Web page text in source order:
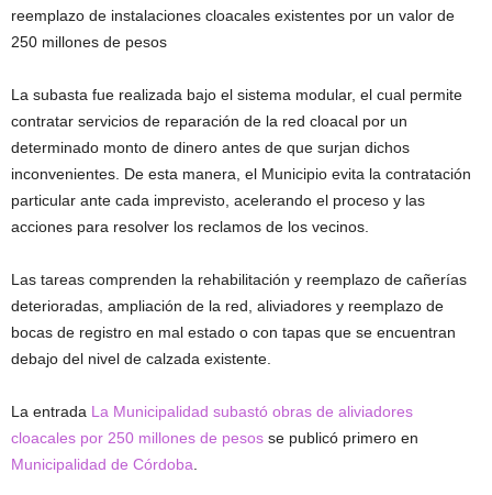
reemplazo de instalaciones cloacales existentes por un valor de
250 millones de pesos
La subasta fue realizada bajo el sistema modular, el cual permite
contratar servicios de reparación de la red cloacal por un
determinado monto de dinero antes de que surjan dichos
inconvenientes. De esta manera, el Municipio evita la contratación
particular ante cada imprevisto, acelerando el proceso y las
acciones para resolver los reclamos de los vecinos.
Las tareas comprenden la rehabilitación y reemplazo de cañerías
deterioradas, ampliación de la red, aliviadores y reemplazo de
bocas de registro en mal estado o con tapas que se encuentran
debajo del nivel de calzada existente.
La entrada La Municipalidad subastó obras de aliviadores
cloacales por 250 millones de pesos se publicó primero en
Municipalidad de Córdoba